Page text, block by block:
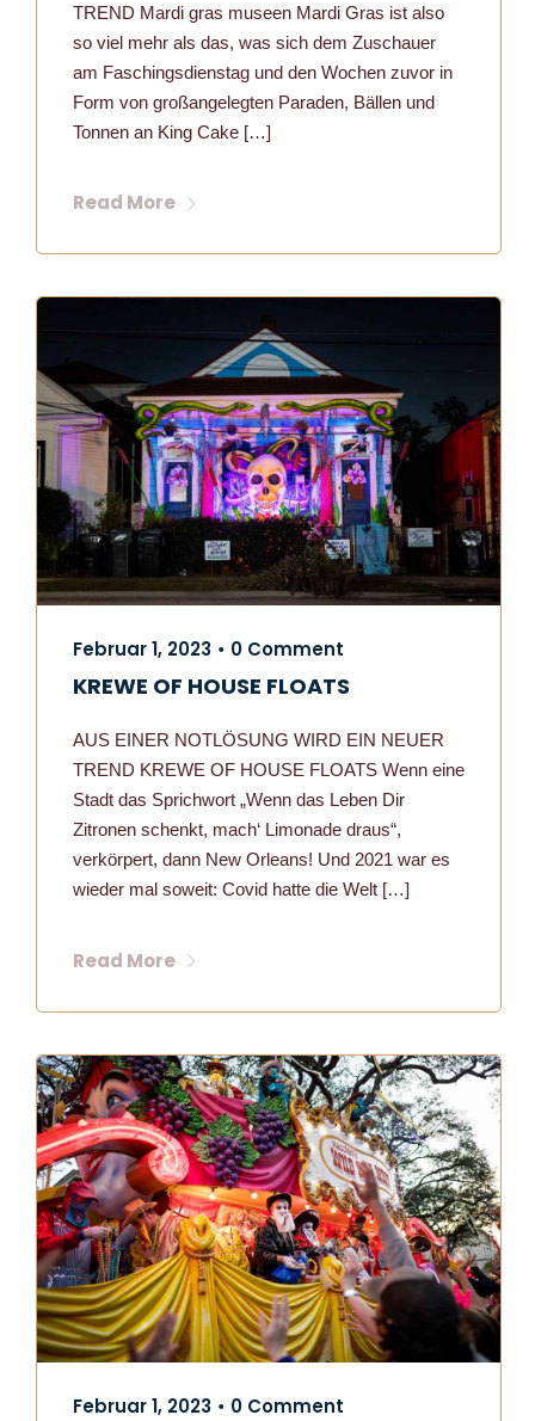
TREND Mardi gras museen Mardi Gras ist also
so viel mehr als das, was sich dem Zuschauer
am Faschingsdienstag und den Wochen zuvor in
Form von großangelegten Paraden, Bällen und
Tonnen an King Cake […]
Read More
Februar 1, 2023 • 0 Comment
KREWE OF HOUSE FLOATS
AUS EINER NOTLÖSUNG WIRD EIN NEUER
TREND KREWE OF HOUSE FLOATS Wenn eine
Stadt das Sprichwort „Wenn das Leben Dir
Zitronen schenkt, mach‘ Limonade draus“,
verkörpert, dann New Orleans! Und 2021 war es
wieder mal soweit: Covid hatte die Welt […]
Read More
Februar 1, 2023 • 0 Comment